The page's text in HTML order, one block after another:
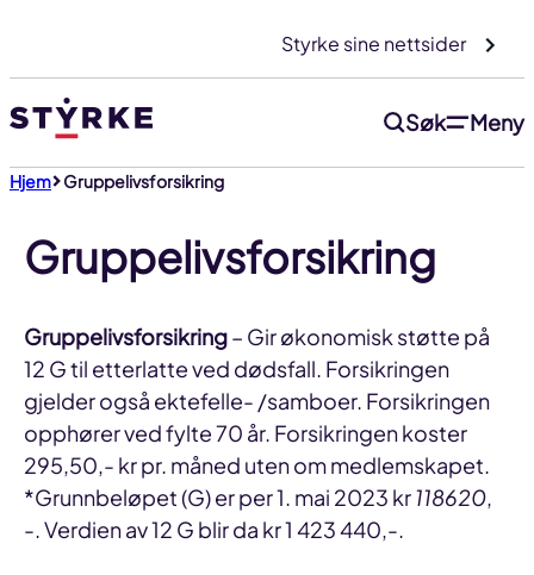
innhold
Styrke sine nettsider
Søk Meny
Hjem Gruppelivsforsikring
Gruppelivsforsikring
Gruppelivsforsikring– Gir økonomisk støtte på
12 G til etterlatte ved dødsfall. Forsikringen
gjelder også ektefelle- /samboer. Forsikringen
opphører ved fylte 70 år. Forsikringen koster
295,50,- kr pr. måned uten om medlemskapet.
*Grunnbeløpet (G) er per 1. mai 2023 kr118620,
-. Verdien av 12 G blir da kr 1 423 440,-.